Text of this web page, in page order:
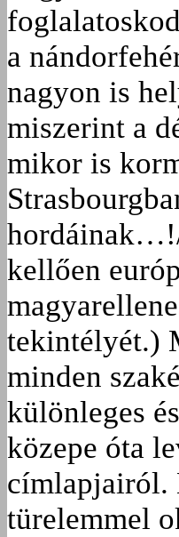
a
nagyon is
miszerint a
mikor is
kellően
tekintélyét.)
minden
különleges
közepe óta
címlapjairól.
türelemmel